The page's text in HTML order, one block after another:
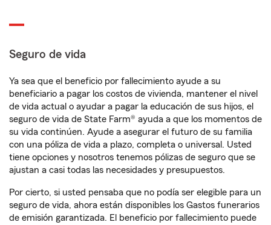
Seguro de vida
Ya sea que el beneficio por fallecimiento ayude a su
beneficiario a pagar los costos de vivienda, mantener el nivel
de vida actual o ayudar a pagar la educación de sus hijos, el
seguro de vida de State Farm® ayuda a que los momentos de
su vida continúen. Ayude a asegurar el futuro de su familia
con una póliza de vida a plazo, completa o universal. Usted
tiene opciones y nosotros tenemos pólizas de seguro que se
ajustan a casi todas las necesidades y presupuestos.
Por cierto, si usted pensaba que no podía ser elegible para un
seguro de vida, ahora están disponibles los Gastos funerarios
de emisión garantizada. El beneficio por fallecimiento puede